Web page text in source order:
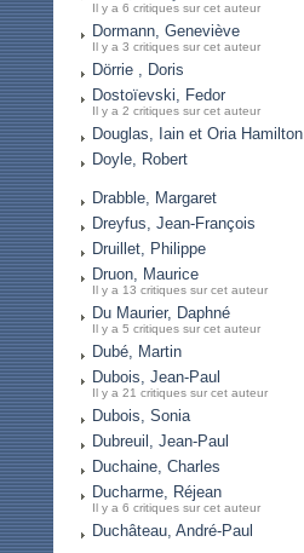
Il y a 6 critiques sur cet auteur
Dormann, Geneviève
Il y a 3 critiques sur cet auteur
Dörrie , Doris
Dostoïevski, Fedor
Il y a 2 critiques sur cet auteur
Douglas, Iain et Oria Hamilton
Doyle, Robert
Drabble, Margaret
Dreyfus, Jean-François
Druillet, Philippe
Druon, Maurice
Il y a 13 critiques sur cet auteur
Du Maurier, Daphné
Il y a 5 critiques sur cet auteur
Dubé, Martin
Dubois, Jean-Paul
Il y a 21 critiques sur cet auteur
Dubois, Sonia
Dubreuil, Jean-Paul
Duchaine, Charles
Ducharme, Réjean
Il y a 6 critiques sur cet auteur
Duchâteau, André-Paul